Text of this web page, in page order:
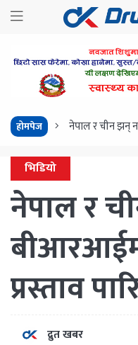
होमपेज नेपाल र चीन झन्
भिडियो
नेपाल र
प्रस्ताव
द्रुत खबर